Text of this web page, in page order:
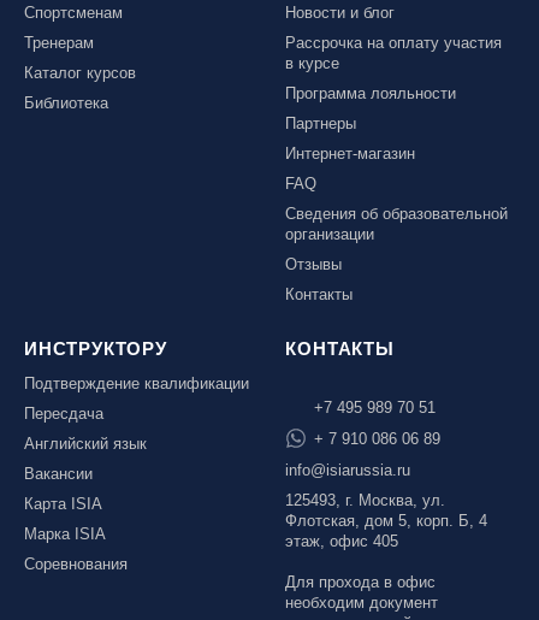
Спортсменам
Тренерам
Каталог курсов
Библиотека
Новости и блог
Рассрочка на оплату участия
в курсе
Программа лояльности
Партнеры
Интернет-магазин
FAQ
Сведения об образовательной
организации
Отзывы
Контакты
ИНСТРУКТОРУ
Подтверждение квалификации
Пересдача
Английский язык
Вакансии
Карта ISIA
Марка ISIA
Соревнования
КОНТАКТЫ
+7 495 989 70 51
+ 7 910 086 06 89
info@isiarussia.ru
125493, г. Москва, ул.
Флотская, дом 5, корп. Б, 4
этаж, офис 405
Для прохода в офис
необходим документ